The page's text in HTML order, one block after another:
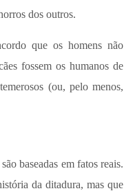
dos outros.
que os homens não
fossem os humanos de
(ou, pelo menos,
baseadas em fatos reais.
da ditadura, mas que